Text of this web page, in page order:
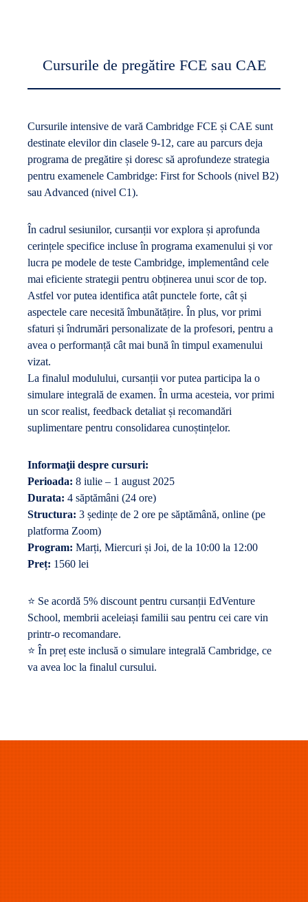
Cursurile de pregătire FCE sau CAE
Cursurile intensive de vară Cambridge FCE și CAE sunt
destinate elevilor din clasele 9-12, care au parcurs deja
programa de pregătire și doresc să aprofundeze strategia
pentru examenele Cambridge: First for Schools (nivel B2)
sau Advanced (nivel C1).
În cadrul sesiunilor, cursanții vor explora și aprofunda
cerințele specifice incluse în programa examenului și vor
lucra pe modele de teste Cambridge, implementând cele
mai eficiente strategii pentru obținerea unui scor de top.
Astfel vor putea identifica atât punctele forte, cât și
aspectele care necesită îmbunătățire. În plus, vor primi
sfaturi și îndrumări personalizate de la profesori, pentru a
avea o performanță cât mai bună în timpul examenului
vizat.
La finalul modulului, cursanții vor putea participa la o
simulare integrală de examen. În urma acesteia, vor primi
un scor realist, feedback detaliat și recomandări
suplimentare pentru consolidarea cunoștințelor.
Informaţii despre cursuri:
Perioada: 8 iulie – 1 august 2025
Durata: 4 săptămâni (24 ore)
Structura: 3 ședințe de 2 ore pe săptămână, online (pe
platforma Zoom)
Program: Marți, Miercuri și Joi, de la 10:00 la 12:00
Preț: 1560 lei
⭐ Se acordă 5% discount pentru cursanții EdVenture
School, membrii aceleiași familii sau pentru cei care vin
printr-o recomandare.
⭐ În preț este inclusă o simulare integrală Cambridge, ce
va avea loc la finalul cursului.